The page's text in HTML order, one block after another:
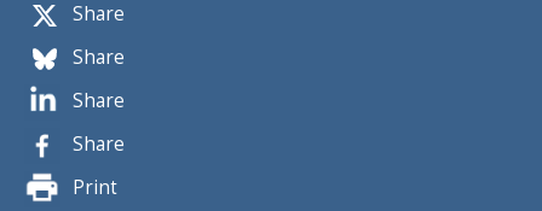
Share
Share
Share
Share
Print